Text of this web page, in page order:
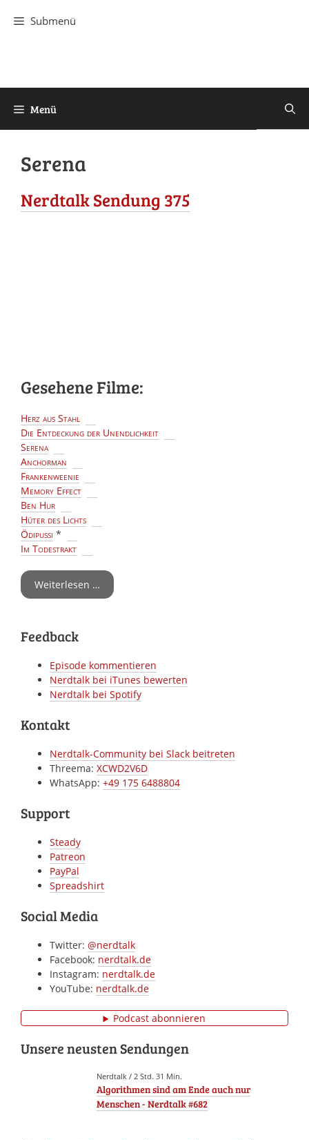
Inhalt Submenü
Menü
Serena
Nerdtalk Sendung 375
Gesehene Filme:
Herz aus Stahl
Die Entdeckung der Unendlichkeit
Serena
Anchorman
Frankenweenie
Memory Effect
Ben Hur
Hüter des Lichts
Ödipussi *
Im Todestrakt
Weiterlesen …
Feedback
Episode kommentieren
Nerdtalk bei iTunes bewerten
Nerdtalk bei Spotify
Kontakt
Nerdtalk-Community bei Slack beitreten
Threema: XCWD2V6D
WhatsApp: +49 175 6488804
Support
Steady
Patreon
PayPal
Spreadshirt
Social Media
Twitter: @nerdtalk
Facebook: nerdtalk.de
Instagram: nerdtalk.de
YouTube: nerdtalk.de
Podcast abonnieren
Unsere neusten Sendungen
Nerdtalk / 2 Std. 31 Min.
Algorithmen sind am Ende auch nur
Menschen - Nerdtalk #682